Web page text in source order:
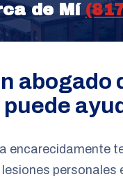
de Mí
abogado
encarecidamente
personales